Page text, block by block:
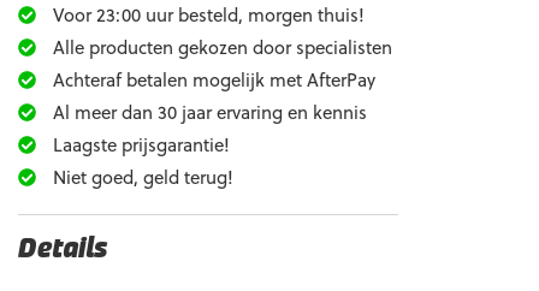
Voor 23:00 uur besteld, morgen thuis!
Alle producten gekozen door specialisten
Achteraf betalen mogelijk met AfterPay
Al meer dan 30 jaar ervaring en kennis
Laagste prijsgarantie!
Niet goed, geld terug!
Details